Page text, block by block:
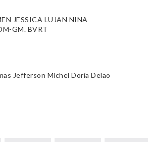
JESSICA LUJAN NINA
GM. BVRT
Jefferson Michel Doria Delao